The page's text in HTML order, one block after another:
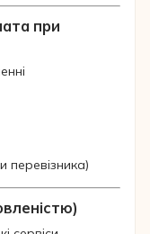
при
перевізника)